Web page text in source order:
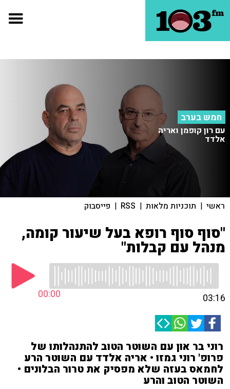
חמש בערב
עם רון קופמן ואריה
אלדד
ראשי | תוכניות מלאות |
RSS
| פייסבוק
"סוף סוף רופא בעל שיעור קומה,
מנהל עם קבלות"
00:00 03:16
רוני בר און עם השוטר הטוב להתנהלותו של
פרופ' רוני גמזו • אריה אלדד עם השוטר הרע
לחמאס בעזה שלא מפסיק את טרור הבלונים •
השוטר הטוב והרע